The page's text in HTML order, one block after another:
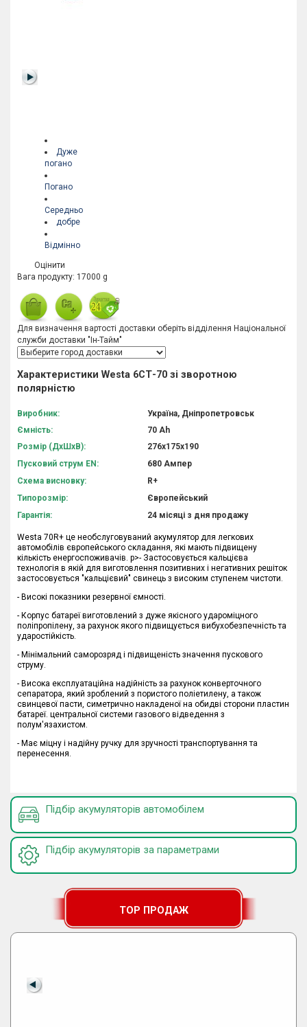
Дуже
погано
Погано
Середньо
добре
Відмінно
Оцінити
Вага продукту: 17000 g
Для визначення вартості доставки оберіть відділення Національної
служби доставки "Ін-Тайм"
Характеристики Westa 6СТ-70 зі зворотною
полярністю
Виробник:
Україна, Дніпропетровськ
Ємність:
70 Аh
Розмір (ДхШхВ):
276х175х190
Пусковий струм EN:
680 Ампер
Схема висновку:
R+
Типорозмір:
Європейський
Гарантія:
24 місяці з дня продажу
Westa 70R+ це необслуговуваний акумулятор для легкових
автомобілів європейського складання, які мають підвищену
кількість енергоспоживачів. p>- Застосовується кальцієва
технологія в якій для виготовлення позитивних і негативних решіток
застосовується "кальцієвий" свинець з високим ступенем чистоти.
- Високі показники резервної ємності.
- Корпус батареї виготовлений з дуже якісного удароміцного
поліпропілену, за рахунок якого підвищується вибухобезпечність та
ударостійкість.
- Мінімальний саморозряд і підвищеність значення пускового
струму.
- Висока експлуатаційна надійність за рахунок конверточного
сепаратора, який зроблений з пористого поліетилену, а також
свинцевої пасти, симетрично накладеної на обидві сторони пластин
батареї. центральної системи газового відведення з
полум'язахистом.
- Має міцну і надійну ручку для зручності транспортування та
перенесення.
Підбір акумуляторів автомобілем
Підбір акумуляторів за параметрами
TOP ПРОДАЖ